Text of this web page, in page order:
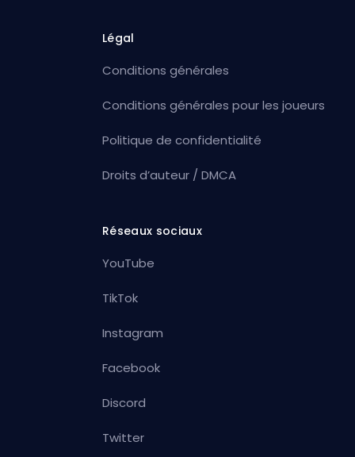
Légal
Conditions générales
Conditions générales pour les joueurs
Politique de confidentialité
Droits d’auteur / DMCA
Réseaux sociaux
YouTube
TikTok
Instagram
Facebook
Discord
Twitter